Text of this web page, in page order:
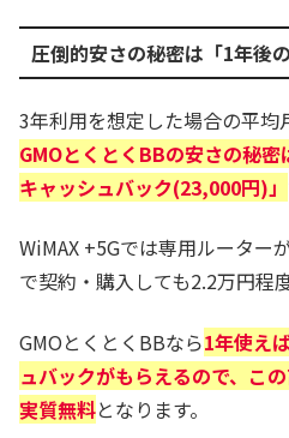
圧倒的安さの秘密は「1年後
3年利用を想定した場合の平均
GMOとくとくBBの安さの秘
キャッシュバック(23,000円)」
WiMAX +5Gでは専用ルーター
で契約・購入しても2.2万円程度
GMOとくとくBBなら1年使え
ュバックがもらえるので、こ
実質無料となります。